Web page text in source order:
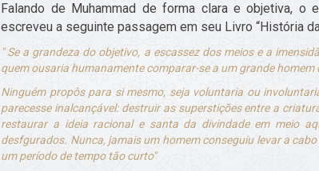
Falando de Muhammad de forma clara e objetiva, o
escreveu a seguinte passagem em seu Livro “História da
" Se a grandeza do objetivo, a escassez dos meios e a
quem ousaria humanamente comparar-se a um grande
Ninguém propôs para si mesmo, seja voluntaria ou
parecesse inalcançável: destruir as superstições entre a
restaurar a ideia racional e santa da divindade em meio
desfgurados. Nunca, jamais um homem conseguiu levar a
um período de tempo tão curto"